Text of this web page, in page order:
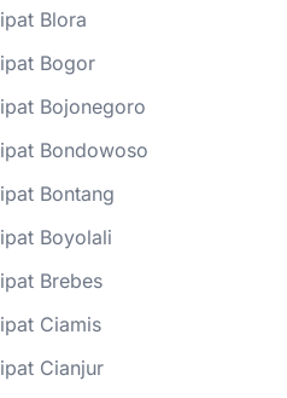
Blora
Bogor
Bojonegoro
Bondowoso
Bontang
Boyolali
Brebes
Ciamis
Cianjur